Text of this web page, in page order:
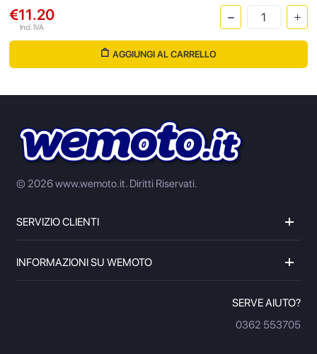
€11.20
Incl. IVA
AGGIUNGI AL CARRELLO
© 2026 www.wemoto.it. Diritti Riservati.
SERVIZIO CLIENTI
INFORMAZIONI SU WEMOTO
SERVE AIUTO?
0362 553705